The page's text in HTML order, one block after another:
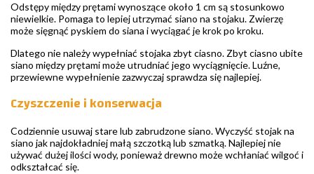
Odstępy między prętami wynoszące około 1 cm są stosunkowo
niewielkie. Pomaga to lepiej utrzymać siano na stojaku. Zwierzę
może sięgnąć pyskiem do siana i wyciągać je krok po kroku.
Dlatego nie należy wypełniać stojaka zbyt ciasno. Zbyt ciasno ubite
siano między prętami może utrudniać jego wyciągnięcie. Luźne,
przewiewne wypełnienie zazwyczaj sprawdza się najlepiej.
Czyszczenie i konserwacja
Codziennie usuwaj stare lub zabrudzone siano. Wyczyść stojak na
siano jak najdokładniej małą szczotką lub szmatką. Najlepiej nie
używać dużej ilości wody, ponieważ drewno może wchłaniać wilgoć i
odkształcać się.